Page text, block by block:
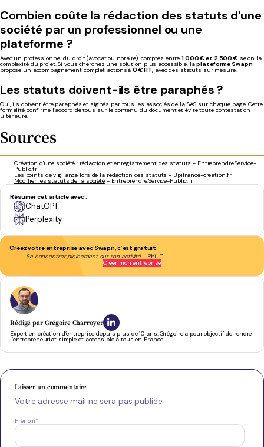
Combien coûte la rédaction des statuts d'une
société par un professionnel ou une
plateforme ?
Avec un professionnel du droit (avocat ou notaire), comptez entre1 000 € et 2 500 € selon la
complexité du projet. Si vous cherchez une solution plus accessible, laplateforme Swapn
propose un accompagnement complet actionsà 0 € HT, avec des statuts sur mesure.
Les statuts doivent-ils être paraphés ?
Oui, ils doivent être paraphés et signés par tous les associés de la SAS sur chaque page. Cette
formalité confirme l’accord de tous sur le contenu du document et évite toute contestation
ultérieure.
Sources
Création d'une société : rédaction et enregistrement des statuts - Entreprendre.Service-
Public.fr
Les points de vigilance lors de la rédaction des statuts - Bpifrance-creation.fr
Modifier les statuts de la société- Entreprendre.Service-Public.fr
Résumer cet article avec :
ChatGPT
Perplexity
Créez votre entreprise avec Swapn,c’est gratuit
Se concentrer pleinement sur son activité - Phil T.
Créer mon entreprise
Rédigé par Grégoire Charroyer
Expert en création d’entreprise depuis plus de 10 ans. Grégoire a pour objectif de rendre
l’entrepreneuriat simple et accessible à tous en France.
Laisser un commentaire
Votre adresse mail ne sera pas publiée.
Prénom*